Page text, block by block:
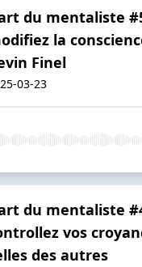
du mentaliste
la
Finel
03-23
du mentaliste
vos
des autres